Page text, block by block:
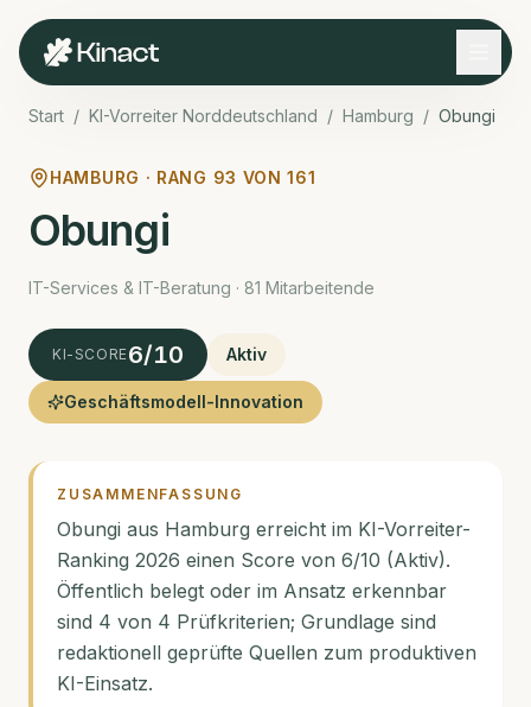
Start / KI-Vorreiter Norddeutschland / Hamburg / Obungi
HAMBURG · RANG 93 VON161
Obungi
IT-Services & IT-Beratung · 81 Mitarbeitende
KI-SCORE6/10 Aktiv
Geschäftsmodell-Innovation
ZUSAMMENFASSUNG
Obungi aus Hamburg erreicht im KI-Vorreiter-
Ranking 2026 einen Score von 6/10 (Aktiv).
Öffentlich belegt oder im Ansatz erkennbar
sind 4 von 4 Prüfkriterien; Grundlage sind
redaktionell geprüfte Quellen zum produktiven
KI-Einsatz.